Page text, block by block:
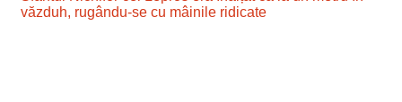
văzduh, rugându-se cu mâinile ridicate